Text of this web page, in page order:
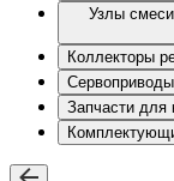
Узлы
Коллекторы
Запчасти для